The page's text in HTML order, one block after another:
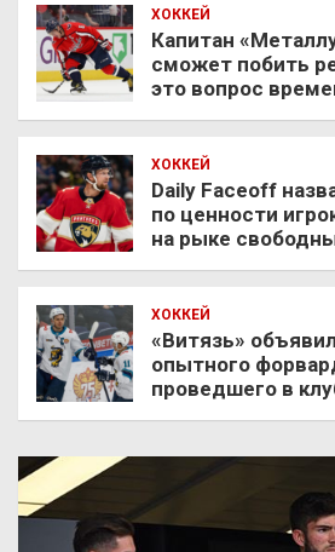
ХОККЕЙ
Капитан
сможет побить
это вопрос
ХОККЕЙ
Daily Faceoff
по ценности
на рыке
ХОККЕЙ
«Витязь»
опытного
проведшего в